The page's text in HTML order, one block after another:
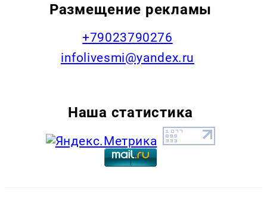
Размещение рекламы
+79023790276
infolivesmi@yandex.ru
Наша статистика